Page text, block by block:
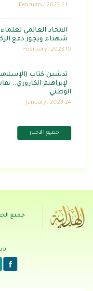
23 February، 2023
الاتحاد العالمي
شهداء ويجوز دفع
10 February، 2023
تدشين كتاب
لإبراهيم الكاروري..
الوطني
24 January، 2023
جميع الاخبار
جميع